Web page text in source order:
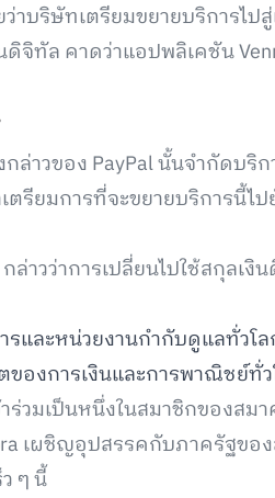
าบริษัทเตรียมขยายบริการไป
จิทัล คาดว่าแอปพลิเคชัน
ล่าวของ PayPal นั้นจำกัดบริ
ตรียมการที่จะขยายบริการนี้
กล่าวว่าการเปลี่ยนไปใช้สกุลเ
และหน่วยงานกำกับดูแลทั่ว
องการเงินและการพาณิชย์ทั่ว
ร่วมเป็นหนึ่งในสมาชิกของสม
เผชิญอุปสรรคกับภาครัฐของ
ๆ นี้